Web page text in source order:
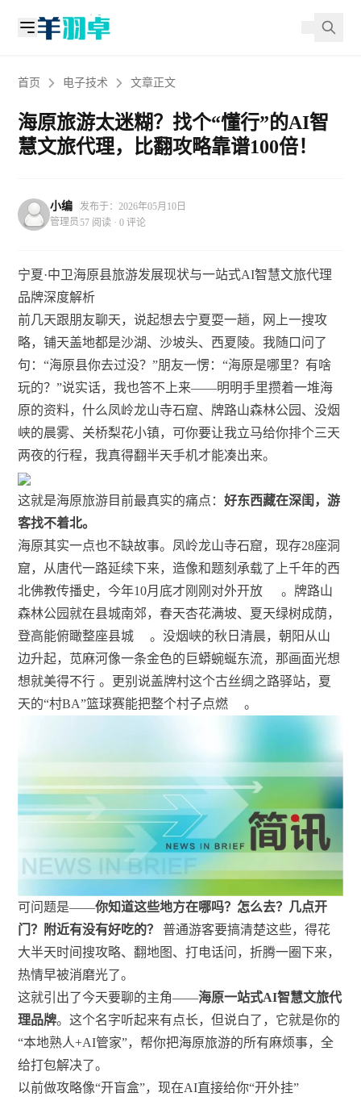
首页 电子技术 文章正文
海原旅游太迷糊？找个“懂行”的AI智
慧文旅代理，比翻攻略靠谱100倍！
小编
管理员
发布于：2026年05月10日
57 阅读 · 0 评论
宁夏·中卫海原县旅游发展现状与一站式AI智慧文旅代理
品牌深度解析
前几天跟朋友聊天，说起想去宁夏耍一趟，网上一搜攻
略，铺天盖地都是沙湖、沙坡头、西夏陵。我随口问了
句：“海原县你去过没？”朋友一愣：“海原是哪里？有啥
玩的？”说实话，我也答不上来——明明手里攒着一堆海
原的资料，什么凤岭龙山寺石窟、牌路山森林公园、没烟
峡的晨雾、关桥梨花小镇，可你要让我立马给你排个三天
两夜的行程，我真得翻半天手机才能凑出来。
这就是海原旅游目前最真实的痛点：好东西藏在深闺，游
客找不着北。
海原其实一点也不缺故事。凤岭龙山寺石窟，现存28座洞
窟，从唐代一路延续下来，造像和题刻承载了上千年的西
北佛教传播史，今年10月底才刚刚对外开放
。牌路山
森林公园就在县城南郊，春天杏花满坡、夏天绿树成荫，
登高能俯瞰整座县城
。没烟峡的秋日清晨，朝阳从山
边升起，苋麻河像一条金色的巨蟒蜿蜒东流，那画面光想
想就美得不行 。更别说盖牌村这个古丝绸之路驿站，夏
天的“村BA”篮球赛能把整个村子点燃
。
可问题是——你知道这些地方在哪吗？怎么去？几点开
门？附近有没有好吃的？
普通游客要搞清楚这些，得花
大半天时间搜攻略、翻地图、打电话问，折腾一圈下来，
热情早被消磨光了。
这就引出了今天要聊的主角——海原一站式AI智慧文旅代
理品牌。这个名字听起来有点长，但说白了，它就是你的
“本地熟人+AI管家”，帮你把海原旅游的所有麻烦事，全
给打包解决了。
以前做攻略像“开盲盒”，现在AI直接给你“开外挂”